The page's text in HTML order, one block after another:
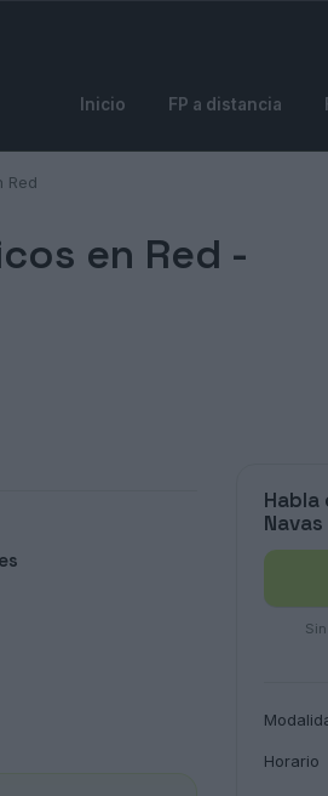
Inicio FP a distancia
Red
en Red -
Habla
Navas
Horario